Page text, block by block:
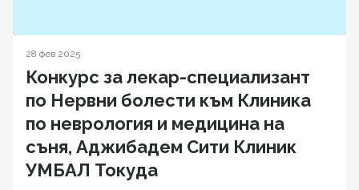
28 фев 2025
Конкурс за лекар-специализант
по Нервни болести към Клиника
по неврология и медицина на
съня, Аджибадем Сити Клиник
УМБАЛ Токуда